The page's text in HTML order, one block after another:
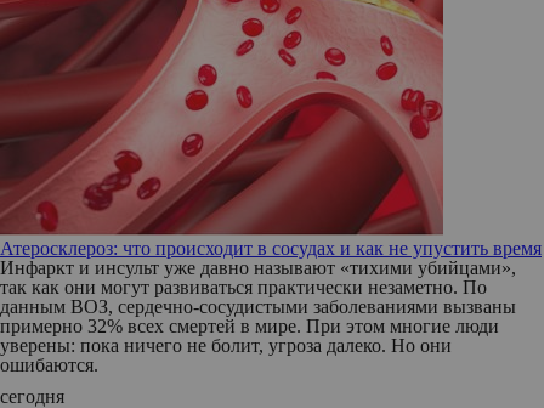
Атеросклероз: что происходит в сосудах и как не упустить время
Инфаркт и инсульт уже давно называют «тихими убийцами»,
так как они могут развиваться практически незаметно. По
данным ВОЗ, сердечно-сосудистыми заболеваниями вызваны
примерно 32% всех смертей в мире. При этом многие люди
уверены: пока ничего не болит, угроза далеко. Но они
ошибаются.
сегодня